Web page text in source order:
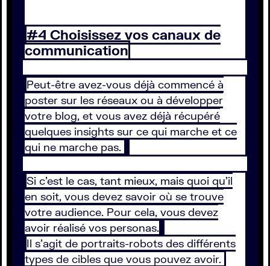
#4 Choisissez vos canaux de
communication
Peut-être avez-vous déjà commencé à
poster sur les réseaux ou à développer
votre blog, et vous avez déjà récupéré
quelques insights sur ce qui marche et ce
qui ne marche pas.
Si c’est le cas, tant mieux, mais quoi qu’il
en soit, vous devez savoir où se trouve
votre audience. Pour cela, vous devez
avoir réalisé vos personas.
Il s’agit de portraits-robots des différents
types de cibles que vous pouvez avoir.